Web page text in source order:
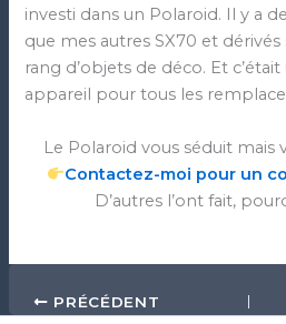
investi dans un Polaroid. Il y a
que mes autres SX70 et
rang d’objets de déco. Et
appareil pour tous les
Le Polaroid vous séduit mais
Contactez-moi pour un
D’autres l’ont fait,
PRÉCÉDENT